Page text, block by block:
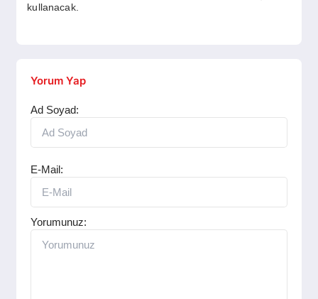
kullanacak.
Yorum Yap
Ad Soyad:
E-Mail:
Yorumunuz: